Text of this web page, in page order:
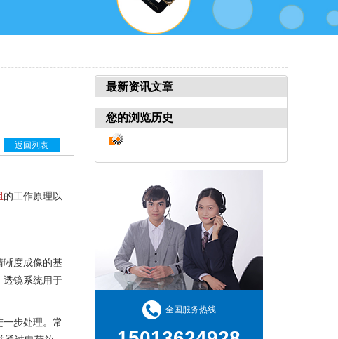
返回列表
的工作原理以
晰度成像的基
透镜系统用于
步处理。常
最新资讯文章
您的浏览历史
全国服务热线